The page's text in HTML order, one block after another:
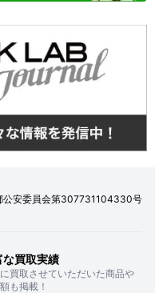
安委員会第307731104330号
な買取実績
買取させていただいた商品や
も掲載！